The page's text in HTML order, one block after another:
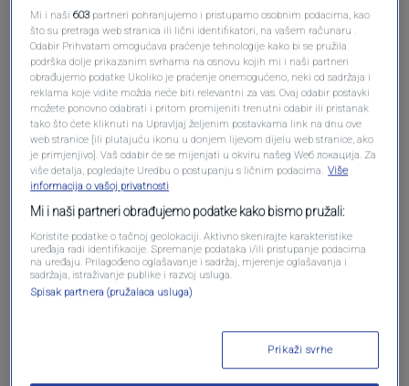
Oglas
Oglas
Mi i naši603 partneri pohranjujemo i pristupamo osobnim podacima, kao
što su pretraga web stranica ili lični identifikatori, na vašem računaru .
Odabir Prihvatam omogućava praćenje tehnologije kako bi se pružila
podrška dolje prikazanim svrhama na osnovu kojih mi i naši partneri
obrađujemo podatke Ukoliko je praćenje onemogućeno, neki od sadržaja i
reklama koje vidite možda neće biti relevantni za vas. Ovaj odabir postavki
možete ponovno odabrati i pritom promijeniti trenutni odabir ili pristanak
tako što ćete kliknuti na Upravljaj željenim postavkama link na dnu ove
web stranice [ili plutajuću ikonu u donjem lijevom dijelu web stranice, ako
je primjenjivo]. Vaš odabir će se mijenjati u okviru našeg Wеб локација. Za
više detalja, pogledajte Uredbu o postupanju s ličnim podacima. Više
informacija o vašoj privatnosti
Mi i naši partneri obrađujemo podatke kako bismo pružali:
Koristite podatke o tačnoj geolokaciji. Aktivno skenirajte karakteristike
uređaja radi identifikacije. Spremanje podataka i/ili pristupanje podacima
na uređaju. Prilagođeno oglašavanje i sadržaj, mjerenje oglašavanja i
sadržaja, istraživanje publike i razvoj usluga.
Spisak partnera (pružalaca usluga)
Prikaži svrhe